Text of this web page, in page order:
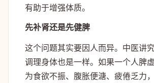
有助于增强体质。
先补肾还是先健脾
这个问题其实要因人而异。中医讲究
调理身体也是一样。如果一个人脾
为食欲不振、腹胀便溏、疲倦乏力